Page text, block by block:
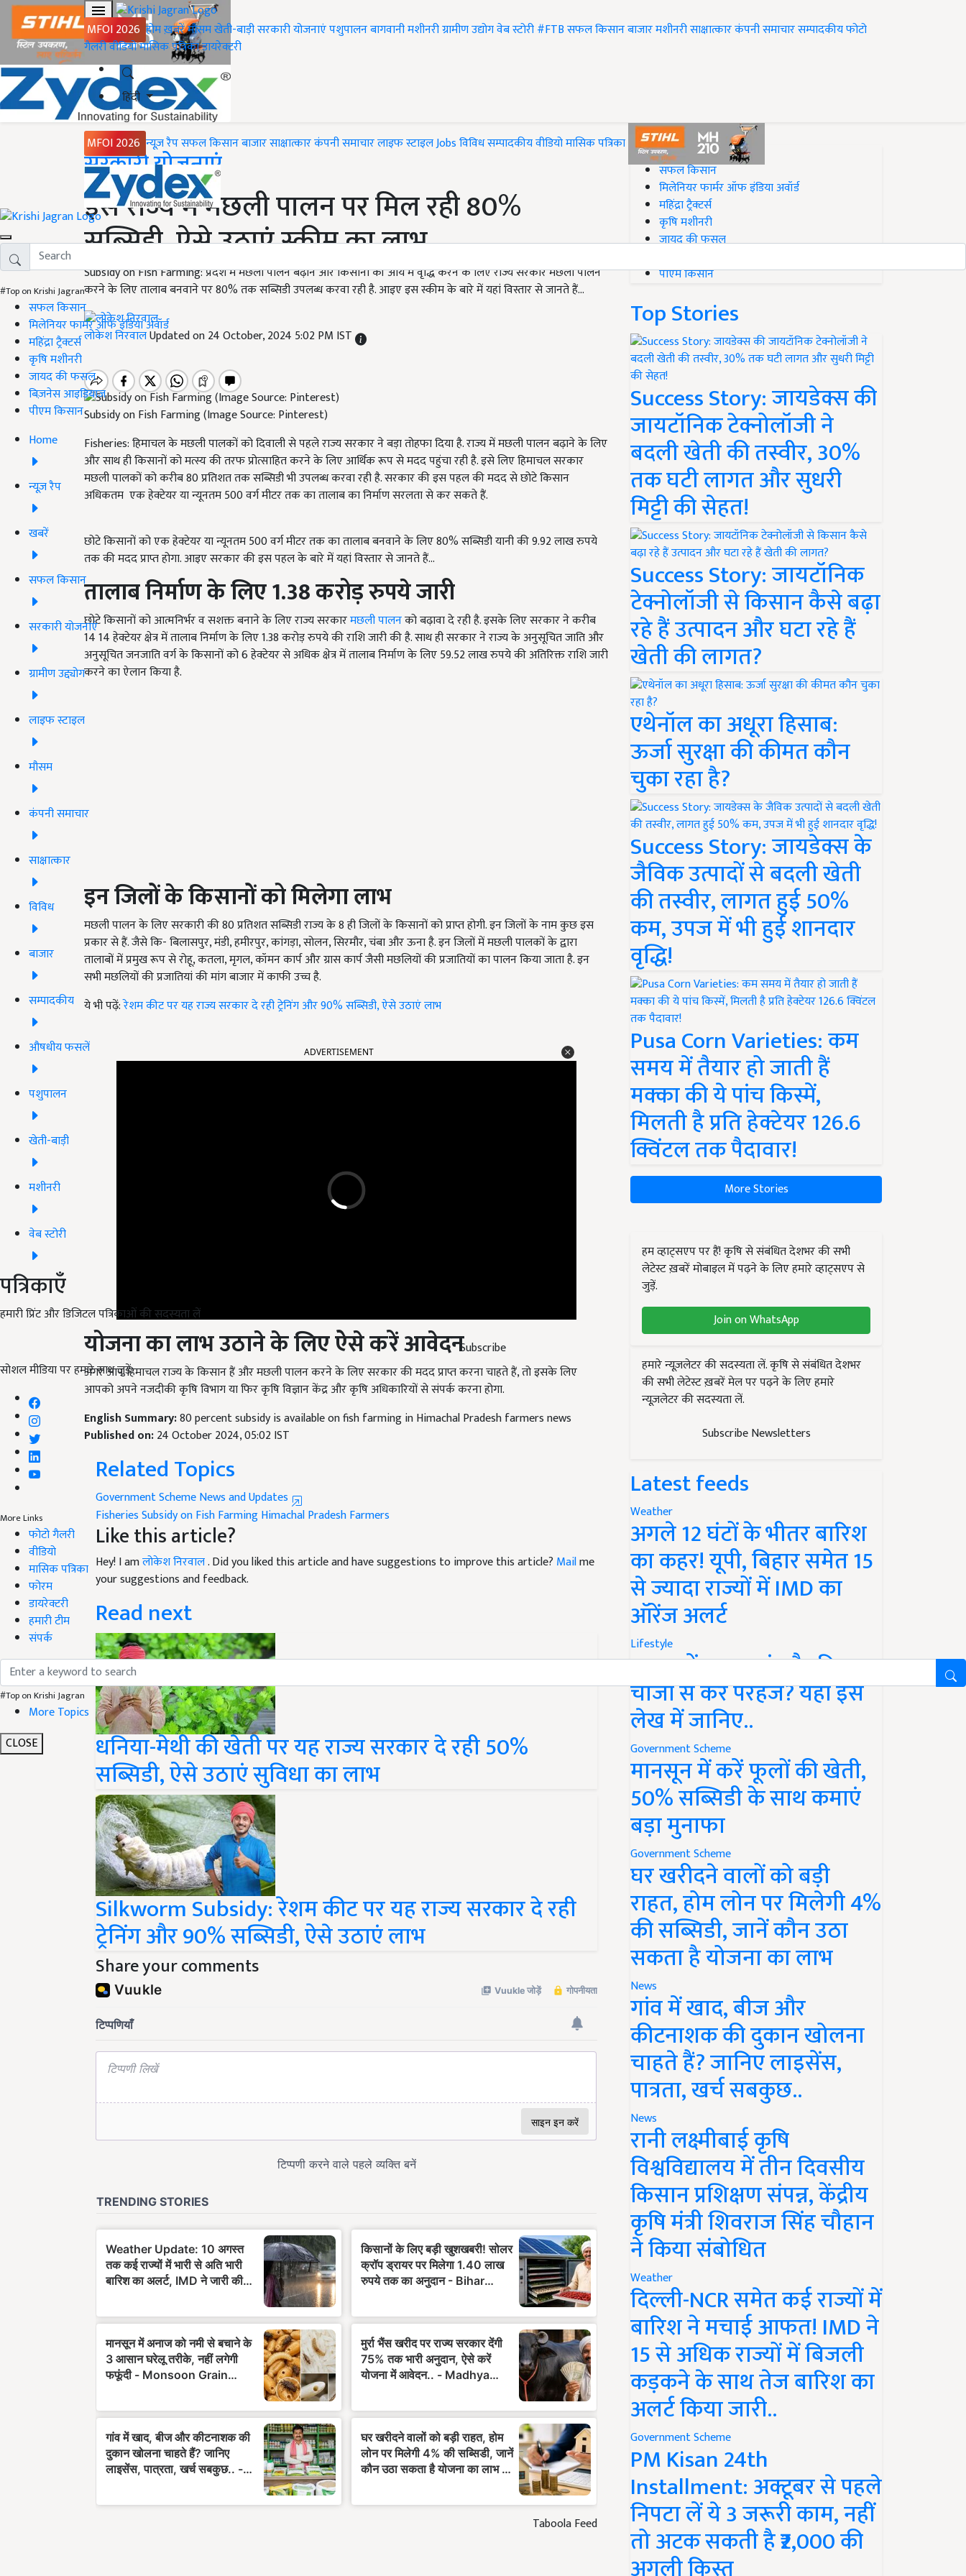
MFOI 2026 होमख़बरेंमौसमखेती-बाड़ीसरकारी योजनाएंपशुपालनबागवानीमशीनरीग्रामीण उद्योगवेब स्टोरी#FTBसफल किसानबाजारमशीनरीसाक्षात्कारकंपनी समाचारसम्पादकीयफोटो
गैलरीवीडियोमासिक पत्रिकाडायरेक्टरी
हिंदी
MFOI 2026 न्यूज़ रैपसफल किसानबाजारसाक्षात्कारकंपनी समाचारलाइफ स्टाइलJobsविविधसम्पादकीयवीडियोमासिक पत्रिका
#Top on Krishi Jagran
सफल किसान
मिलेनियर फार्मर ऑफ इंडिया अवॉर्ड
महिंद्रा ट्रैक्टर्स
कृषि मशीनरी
जायद की फसल
बिज़नेस आइडियाज
पीएम किसान
Home
न्यूज़ रैप
खबरें
सफल किसान
सरकारी योजनाएं
ग्रामीण उद्द्योग
लाइफ स्टाइल
मौसम
कंपनी समाचार
साक्षात्कार
विविध
बाजार
सम्पादकीय
औषधीय फसलें
पशुपालन
खेती-बाड़ी
मशीनरी
वेब स्टोरी
पत्रिकाएँ
हमारी प्रिंट और डिजिटल पत्रिकाओं की सदस्यता लें
Subscribe
सोशल मीडिया पर हमारे साथ जुड़ें:
More Links
फोटो गैलरी
वीडियो
मासिक पत्रिका
फोरम
डायरेक्टरी
हमारी टीम
संपर्क
#Top on Krishi Jagran
More Topics
CLOSE
Home
सरकारी योजनाएं
इस राज्य में मछली पालन पर मिल रही 80%
सब्सिडी, ऐसे उठाएं स्कीम का लाभ
Subsidy on Fish Farming: प्रदेश में मछली पालन बढ़ाने और किसानो की आय में वृद्धि करने के लिए राज्य सरकार मछली पालन
करने के लिए तालाब बनवाने पर 80% तक सब्सिडी उपलब्ध करवा रही है. आइए इस स्कीम के बारे में यहां विस्तार से जानते हैं...
लोकेश निरवालUpdated on 24 October, 2024 5:02 PM IST
Subsidy on Fish Farming (Image Source: Pinterest)
Fisheries: हिमाचल के मछली पालकों को दिवाली से पहले राज्य सरकार ने बड़ा तोहफा दिया है. राज्य में मछली पालन बढ़ाने के लिए
और साथ ही किसानों को मत्स्य की तरफ प्रोत्साहित करने के लिए आर्थिक रूप से मदद पहुंचा रही है. इसे लिए हिमाचल सरकार
मछली पालकों को करीब 80 प्रतिशत तक सब्सिडी भी उपलब्ध करवा रही है. सरकार की इस पहल की मदद से छोटे किसान
अधिकतम एक हेक्टेयर या न्यूनतम 500 वर्ग मीटर तक का तालाब का निर्माण सरलता से कर सकते हैं.
छोटे किसानों को एक हेक्टेयर या न्यूनतम 500 वर्ग मीटर तक का तालाब बनवाने के लिए 80% सब्सिडी यानी की 9.92 लाख रुपये
तक की मदद प्राप्त होगा. आइए सरकार की इस पहल के बारे में यहां विस्तार से जानते हैं...
तालाब निर्माण के लिए1.38करोड़ रुपये जारी
छोटे किसानों को आत्मनिर्भर व सशक्त बनाने के लिए राज्य सरकारमछली पालनको बढ़ावा दे रही है. इसके लिए सरकार ने करीब
14 14 हेक्टेयर क्षेत्र में तालाब निर्माण के लिए 1.38 करोड़ रुपये की राशि जारी की है. साथ ही सरकार ने राज्य के अनुसूचित जाति और
अनुसूचित जनजाति वर्ग के किसानों को 6 हेक्टेयर से अधिक क्षेत्र में तालाब निर्माण के लिए 59.52 लाख रुपये की अतिरिक्त राशि जारी
करने का ऐलान किया है.
इन जिलों के किसानों को मिलेगा लाभ
मछली पालन के लिए सरकारी की 80 प्रतिशत सब्सिडी राज्य के 8 ही जिलों के किसानों को प्राप्त होगी. इन जिलों के नाम कुछ इस
प्रकार से हैं. जैसे कि- बिलासपुर, मंडी, हमीरपुर, कांगड़ा, सोलन, सिरमौर, चंबा और ऊना है. इन जिलों में मछली पालकों के द्वारा
तालाबों में प्रमुख रूप से रोहू, कतला, मृगल, कॉमन कार्प और ग्रास कार्प जैसी मछलियों की प्रजातियों का पालन किया जाता है. इन
सभी मछलियों की प्रजातियां की मांग बाजार में काफी उच्च है.
ये भी पढ़ें:रेशम कीट पर यह राज्य सरकार दे रही ट्रेनिंग और 90% सब्सिडी, ऐसे उठाएं लाभ
योजना का लाभ उठाने के लिए ऐसे करें आवेदन
अगर आप हिमाचल राज्य के किसान हैं और मछली पालन करने के लिए सरकार की मदद प्राप्त करना चाहते हैं, तो इसके लिए
आपको अपने नजदीकी कृषि विभाग या फिर कृषि विज्ञान केंद्र और कृषि अधिकारियों से संपर्क करना होगा.
80 percent subsidy is available on fish farming in Himachal Pradesh farmers news
Published on:24 October 2024, 05:02 IST
Related Topics
Government Scheme News and Updates
FisheriesSubsidy on Fish FarmingHimachal Pradesh Farmers
Like this article?
Hey! I amलोकेश निरवाल. Did you liked this article and have suggestions to improve this article?
your suggestions and feedback.
Read next
धनिया-मेथी की खेती पर यह राज्य सरकार दे रही 50%
सब्सिडी, ऐसे उठाएं सुविधा का लाभ
Silkworm Subsidy: रेशम कीट पर यह राज्य सरकार दे रही
ट्रेनिंग और 90% सब्सिडी, ऐसे उठाएं लाभ
Share your comments
Taboola Feed
#Top on Krishi Jagran
सफल किसान
मिलेनियर फार्मर ऑफ इंडिया अवॉर्ड
महिंद्रा ट्रैक्टर्स
कृषि मशीनरी
जायद की फसल
पीएम किसान
Top Stories
Success Story: जायडेक्स की
जायटॉनिक टेक्नोलॉजी ने
बदली खेती की तस्वीर, 30%
तक घटी लागत और सुधरी
मिट्टी की सेहत!
Success Story: जायटॉनिक
टेक्नोलॉजी से किसान कैसे बढ़ा
रहे हैं उत्पादन और घटा रहे हैं
खेती की लागत?
एथेनॉल का अधूरा हिसाब:
ऊर्जा सुरक्षा की कीमत कौन
चुका रहा है?
Success Story: जायडेक्स के
जैविक उत्पादों से बदली खेती
की तस्वीर, लागत हुई 50%
कम, उपज में भी हुई शानदार
वृद्धि!
Pusa Corn Varieties: कम
समय में तैयार हो जाती हैं
मक्का की ये पांच किस्में,
मिलती है प्रति हेक्टेयर 126.6
क्विंटल तक पैदावार!
More Stories
हम व्हाट्सएप पर हैं! कृषि से संबंधित देशभर की सभी
लेटेस्ट ख़बरें मोबाइल में पढ़ने के लिए हमारे व्हाट्सएप से
जुड़ें.
Join on WhatsApp
हमारे न्यूज़लेटर की सदस्यता लें. कृषि से संबंधित देशभर
की सभी लेटेस्ट ख़बरें मेल पर पढ़ने के लिए हमारे
न्यूज़लेटर की सदस्यता लें.
Subscribe Newsletters
Latest feeds
Weather
अगले 12 घंटों के भीतर बारिश
का कहर! यूपी, बिहार समेत 15
से ज्यादा राज्यों में IMD का
ऑरेंज अलर्ट
Lifestyle
सावन में क्या खाएं और किन
चीजों से करें परहेज? यहां इस
लेख में जानिए..
Government Scheme
मानसून में करें फूलों की खेती,
50% सब्सिडी के साथ कमाएं
बड़ा मुनाफा
Government Scheme
घर खरीदने वालों को बड़ी
राहत, होम लोन पर मिलेगी 4%
की सब्सिडी, जानें कौन उठा
सकता है योजना का लाभ
News
गांव में खाद, बीज और
कीटनाशक की दुकान खोलना
चाहते हैं? जानिए लाइसेंस,
पात्रता, खर्च सबकुछ..
News
रानी लक्ष्मीबाई कृषि
विश्वविद्यालय में तीन दिवसीय
किसान प्रशिक्षण संपन्न, केंद्रीय
कृषि मंत्री शिवराज सिंह चौहान
ने किया संबोधित
Weather
दिल्ली-NCR समेत कई राज्यों में
बारिश ने मचाई आफत! IMD ने
15 से अधिक राज्यों में बिजली
कड़कने के साथ तेज बारिश का
अलर्ट किया जारी..
Government Scheme
PM Kisan 24th
Installment: अक्टूबर से पहले
निपटा लें ये 3 जरूरी काम, नहीं
तो अटक सकती है ₹2,000 की